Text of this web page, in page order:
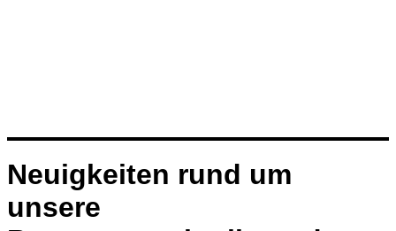
Neuigkeiten rund um
unsere